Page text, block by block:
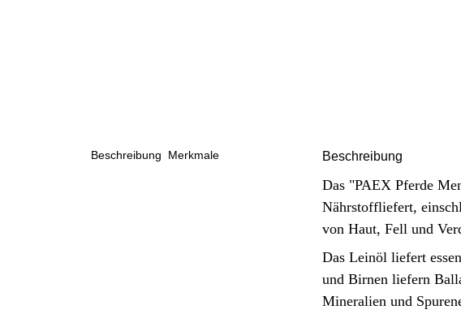
Beschreibung
Merkmale Beschreibung
Das "PAEX Pferde
Nährstoffliefert,
von Haut, Fell und
Das Leinöl liefert
und Birnen liefern
Mineralien und